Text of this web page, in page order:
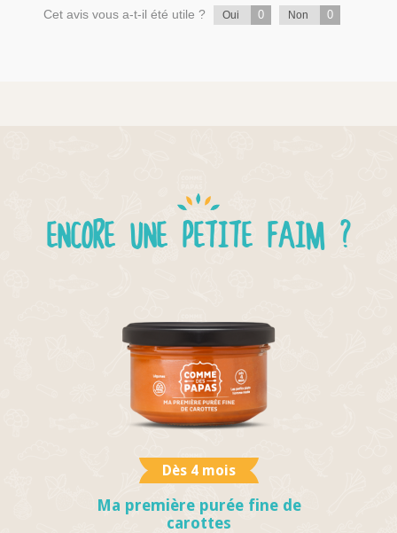
Cet avis vous a-t-il été utile ? Oui 0 Non 0
ENCORE UNE PETITE FAIM ?
Dès 4 mois
Ma première purée fine de
carottes